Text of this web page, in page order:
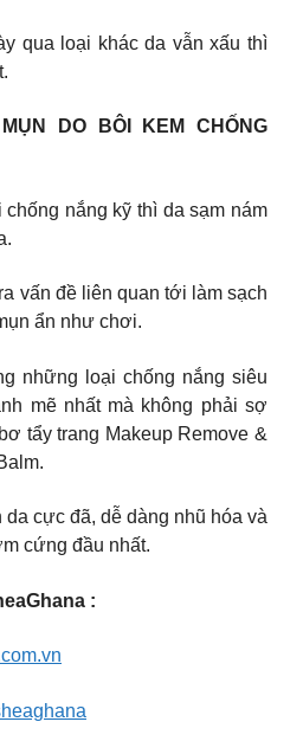
qua loại khác da vẫn xấu thì
DO BÔI KEM CHỐNG
chống nắng kỹ thì da sạm nám
vấn đề liên quan tới làm sạch
ẩn như chơi.
những loại chống nắng siêu
mẽ nhất mà không phải sợ
tẩy trang Makeup Remove &
da cực đã, dễ dàng nhũ hóa và
cứng đầu nhất.
: